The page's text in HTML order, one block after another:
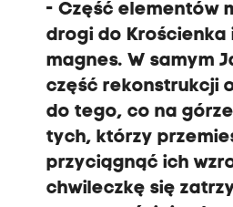
- Część elementów
drogi do Krościenka
magnes. W samym
część rekonstrukcji
do tego, co na
tych, którzy
przyciągnąć ich
chwileczkę się